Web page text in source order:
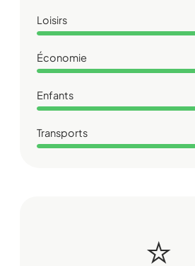
Loisirs
Économie
Enfants
Transports
⭐